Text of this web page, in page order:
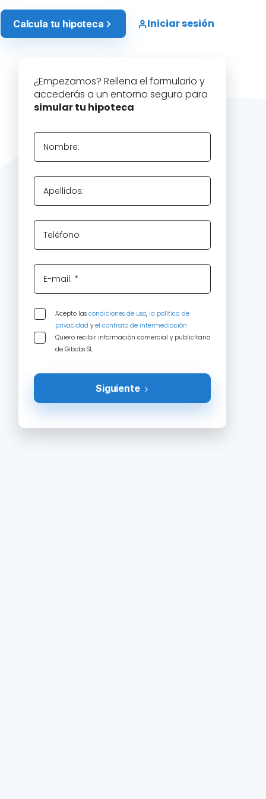
Calcula tu hipoteca Iniciar sesión
¿Empezamos? Rellena el formulario y
accederás a un entorno seguro para
simular tu hipoteca
Nombre:
Apellidos:
Teléfono
E-mail: *
Acepto las condiciones de uso, la política de
privacidad yel contrato de intermediación
Quiero recibir información comercial y publicitaria
de Gibobs SL.